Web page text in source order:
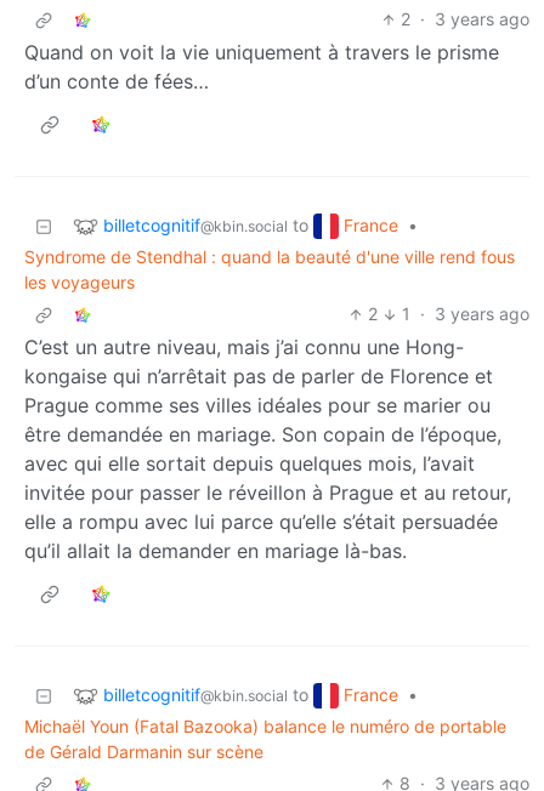
2 · 3 years ago
Quand on voit la vie uniquement à travers le prisme
d’un conte de fées…
billetcognitif@kbin.social to France •
Syndrome de Stendhal : quand la beauté d'une ville rend fous
les voyageurs
2
1 · 3 years ago
C’est un autre niveau, mais j’ai connu une Hong-
kongaise qui n’arrêtait pas de parler de Florence et
Prague comme ses villes idéales pour se marier ou
être demandée en mariage. Son copain de l’époque,
avec qui elle sortait depuis quelques mois, l’avait
invitée pour passer le réveillon à Prague et au retour,
elle a rompu avec lui parce qu’elle s’était persuadée
qu’il allait la demander en mariage là-bas.
billetcognitif@kbin.social to France •
Michaël Youn (Fatal Bazooka) balance le numéro de portable
de Gérald Darmanin sur scène
8 · 3 years ago